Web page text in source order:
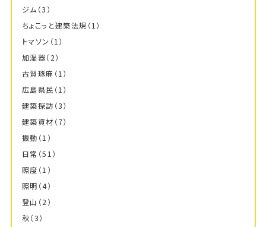
ジム（3）
ちょこっと建築法規 （1）
トマソン （1）
加湿器（2）
古賀琢麻 （1）
広島県民 （1）
建築探訪 （3）
建築資材（7）
振動 （1）
日常 （51）
照度 （1）
照明 （4）
登山 （2）
秋（3）